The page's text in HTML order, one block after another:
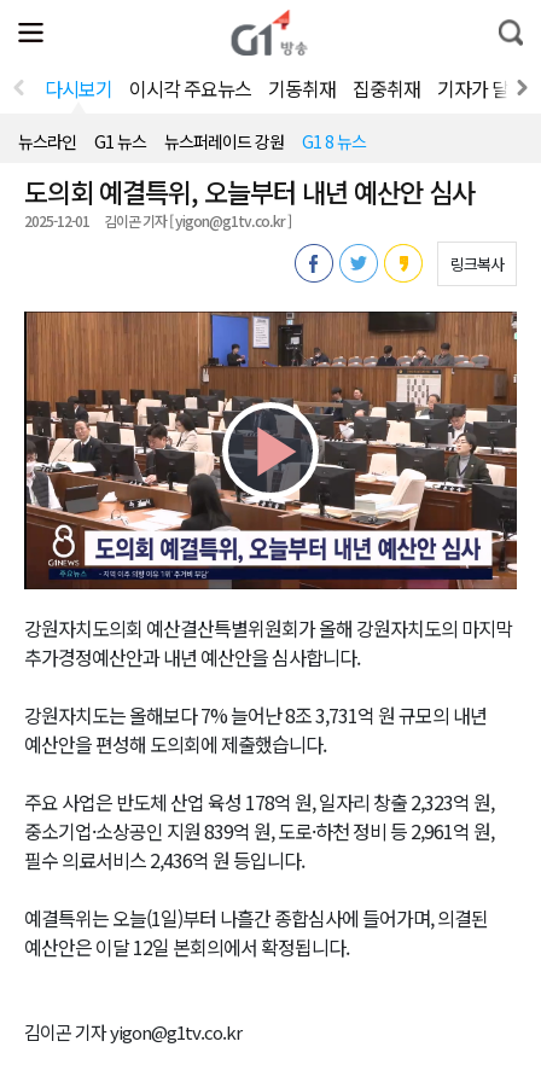
전
체
뉴
열
통
합
색
다시보기 이시각 주요뉴스 기동취재 집중취재 기자가 달려
뉴스라인 G1 뉴스 뉴스퍼레이드 강원 G1 8 뉴스
도의회 예결특위, 오늘부터 내년 예산안 심사
2025-12-01 김이곤 기자 [ yigon@g1tv.co.kr ]
링크복사
Play
Video
강원자치도의회 예산결산특별위원회가 올해 강원자치도의 마지막
추가경정예산안과 내년 예산안을 심사합니다.
강원자치도는 올해보다 7% 늘어난 8조 3,731억 원 규모의 내년
예산안을 편성해 도의회에 제출했습니다.
주요 사업은 반도체 산업 육성 178억 원, 일자리 창출 2,323억 원,
중소기업·소상공인 지원 839억 원, 도로·하천 정비 등 2,961억 원,
필수 의료서비스 2,436억 원 등입니다.
예결특위는 오늘(1일)부터 나흘간 종합심사에 들어가며, 의결된
예산안은 이달 12일 본회의에서 확정됩니다.
김이곤 기자 yigon@g1tv.co.kr